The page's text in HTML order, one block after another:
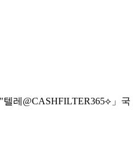
"텔레@CASHFILTER365⟡」국